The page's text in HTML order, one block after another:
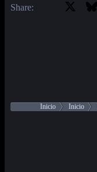
Share:
Inicio Inicio